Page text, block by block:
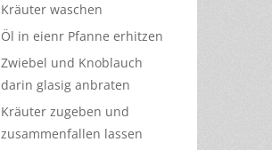
Kräuter waschen
Öl in eienr Pfanne erhitzen
Zwiebel und Knoblauch
darin glasig anbraten
Kräuter zugeben und
zusammenfallen lassen